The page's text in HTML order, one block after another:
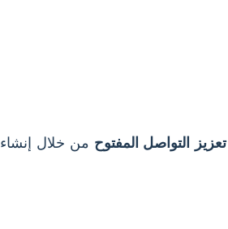
تعزيز التواصل المفتوح من خلال